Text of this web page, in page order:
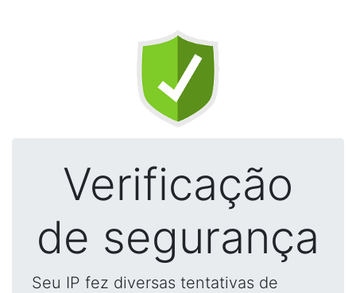
Verificação
de segurança
Seu IP fez diversas tentativas de